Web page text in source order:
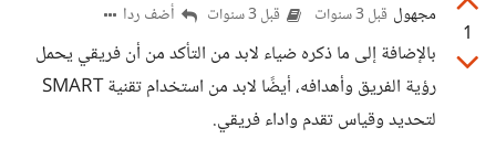
1
مجهول قبل 3 سنوات قبل 3 سنوات أضف ردا
بالإضافة إلى ما ذكره ضياء لابد من التأكد من أن فريقي يحمل
رؤية الفريق وأهدافه، أيضًا لابد من استخدام تقنية SMART
لتحديد وقياس تقدم واداء فريقي.